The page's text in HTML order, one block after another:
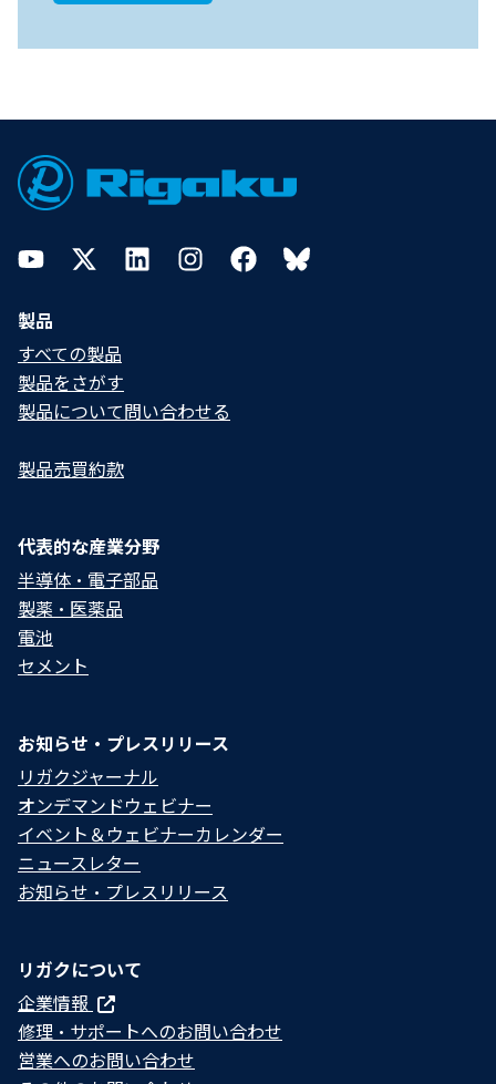
Footer
YouTubeTwitterLinkedInInstagramFacebookBluesky
製品
すべての製品
製品をさがす
製品について問い合わせる​
製品売買約款
代表的な産業分野
半導体・電子部品
製薬・医薬品
電池
セメント
お知らせ・プレスリリース
リガクジャーナル
オンデマンドウェビナー
イベント＆ウェビナーカレンダー
ニュースレター
お知らせ・プレスリリース
リガクについて
企業情報
修理・サポートへのお問い合わせ
営業へのお問い合わせ